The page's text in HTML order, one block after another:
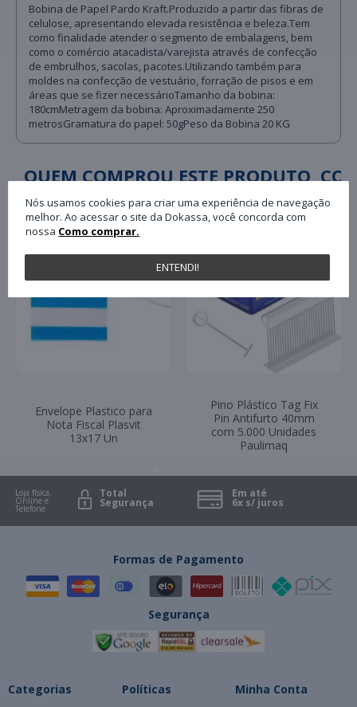
Bobina de Papel Pardo Kraft.Produzido a partir das fibras de
celulose, apresentando elevada resistência e beleza.Tem
como finalidade atender o segmento de embalagens, bem
como o comércio atacadista/varejista através de confecção
de embrulhos, sacolas, pacotes.Utilizando também para
moldes na confecção de vestuário, forração de pisos e em
áreas que se fizer necessárioTamanho da bobina:
180cmMetragem da bobina: Aproximadamente 250
metrosGramatura do papel: 50gPeso da Bobina 20 KG
QUEM COMPROU ESTE PRODUTO,
Envelope Plastico para
Nota Fiscal Plasvit
13x17 Un
Pino Plástico Tag Fix
Pin Antifurto 40mm
com 5.000 Unidades
Paulimaq
Loja física,
Online e
Telefone
Total
Segurança
Em até
6x s/ juros
Nós usamos cookies para criar uma experiência de navegação
melhor. Ao acessar o site da Dokassa, você concorda com
nossa Como comprar.
ENTENDI!
Formas de Pagamento
Segurança
Categorias Políticas Minha Conta